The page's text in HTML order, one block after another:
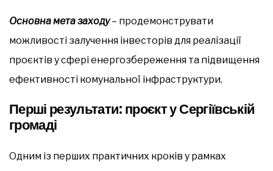
Основна мета заходу– продемонструвати
можливості залучення інвесторів для реалізації
проєктів у сфері енергозбереження та підвищення
ефективності комунальної інфраструктури.
Перші результати: проєкт у Сергіївській
громаді
Одним із перших практичних кроків у рамках